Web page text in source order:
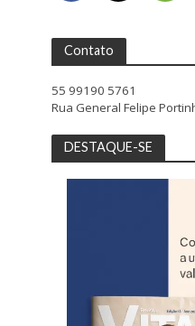
Contato
55 99190 5761
Rua General Felipe
DESTAQUE-SE